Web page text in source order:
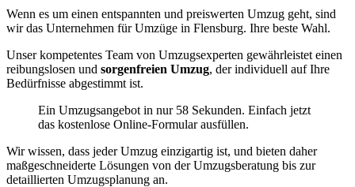
Wenn es um einen entspannten und preiswerten Umzug geht, sind
wir das Unternehmen für Umzüge in Flensburg. Ihre beste Wahl.
Unser kompetentes Team von Umzugsexperten gewährleistet einen
reibungslosen und sorgenfreien Umzug, der individuell auf Ihre
Bedürfnisse abgestimmt ist.
Ein Umzugsangebot in nur 58 Sekunden. Einfach jetzt
das kostenlose Online-Formular ausfüllen.
Wir wissen, dass jeder Umzug einzigartig ist, und bieten daher
maßgeschneiderte Lösungen von der Umzugsberatung bis zur
detaillierten Umzugsplanung an.